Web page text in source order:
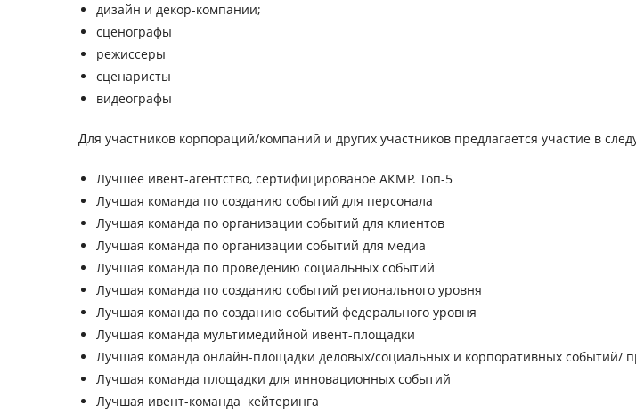
дизайн и декор-компании;
сценографы
режиссеры
сценаристы
видеографы
Для участников корпораций/компаний и других участников предлагается участие в
Лучшее ивент-агентство, сертифицированое АКМР. Топ-5
Лучшая команда по созданию событий для персонала
Лучшая команда по организации событий для клиентов
Лучшая команда по организации событий для медиа
Лучшая команда по проведению социальных событий
Лучшая команда по созданию событий регионального уровня
Лучшая команда по созданию событий федерального уровня
Лучшая команда мультимедийной ивент-площадки
Лучшая команда онлайн-площадки деловых/социальных и корпоративных событий/
Лучшая команда площадки для инновационных событий
Лучшая ивент-команда кейтеринга